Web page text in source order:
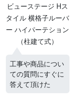
ビューステージ Hス
タイル 横格子ルーバ
ー ハイパーテション
（柱建て式）
工事や商品につい
ての質問にすぐに
答えて頂けた